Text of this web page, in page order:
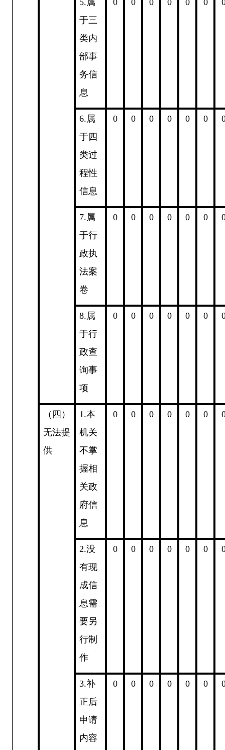
于三
类内
部事
务信
息
6. 属
于四
类过
程性
信息
0 0 0 0 0 0
7. 属
于行
政执
法案
卷
0 0 0 0 0 0
8. 属
于行
政查
询事
项
0 0 0 0 0 0
（四）
无法提
供
1.本
机关
不掌
握相
关政
府信
息
0 0 0 0 0 0
2.没
有现
成信
息需
要另
行制
作
0 0 0 0 0 0
3.补
正后
申请
内容
0 0 0 0 0 0